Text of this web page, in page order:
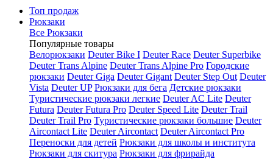
Топ продаж
Рюкзаки
Все Рюкзаки
Популярные товары
Велорюкзаки Deuter Bike I Deuter Race Deuter Superbike
Deuter Trans Alpine Deuter Trans Alpine Pro Городские
рюкзаки Deuter Giga Deuter Gigant Deuter Step Out Deuter
Vista Deuter UP Рюкзаки для бега Детские рюкзаки
Туристические рюкзаки легкие Deuter AС Lite Deuter
Futura Deuter Futura Pro Deuter Speed Lite Deuter Trail
Deuter Trail Pro Туристические рюкзаки большие Deuter
Aircontact Lite Deuter Aircontact Deuter Aircontact Pro
Переноски для детей Рюкзаки для школы и института
Рюкзаки для скитура Рюкзаки для фрирайда